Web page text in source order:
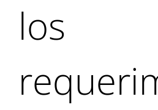
los